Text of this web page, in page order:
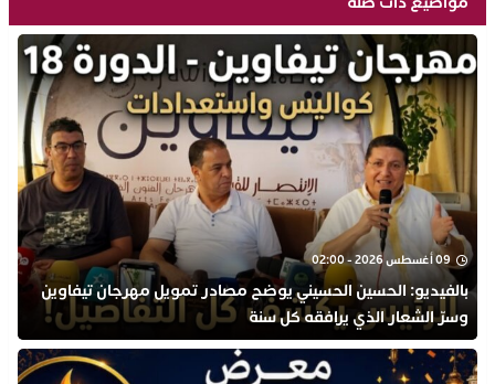
09 أغسطس 2026 - 02:00
بالفيديو: الحسين الحسيني يوضح مصادر تمويل مهرجان تيفاوين
وسرّ الشعار الذي يرافقه كل سنة